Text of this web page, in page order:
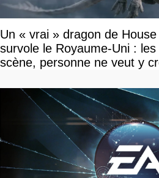
Un « vrai » dragon de
survole le Royaume-Uni :
scène, personne ne veut y